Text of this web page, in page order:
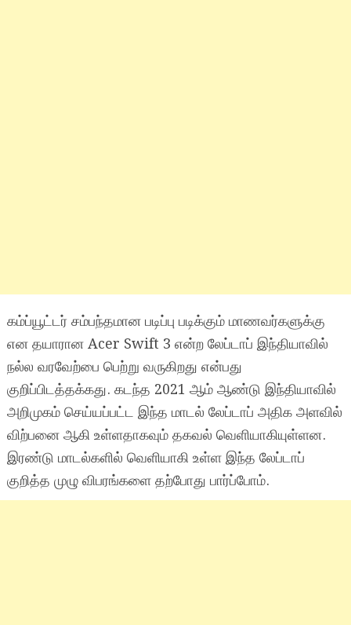
கம்ப்யூட்டர் சம்பந்தமான படிப்பு படிக்கும் மாணவர்களுக்கு
என தயாரான Acer Swift 3 என்ற லேப்டாப் இந்தியாவில்
நல்ல வரவேற்பை பெற்று வருகிறது என்பது
குறிப்பிடத்தக்கது. கடந்த 2021 ஆம் ஆண்டு இந்தியாவில்
அறிமுகம் செய்யப்பட்ட இந்த மாடல் லேப்டாப் அதிக அளவில்
விற்பனை ஆகி உள்ளதாகவும் தகவல் வெளியாகியுள்ளன.
இரண்டு மாடல்களில் வெளியாகி உள்ள இந்த லேப்டாப்
குறித்த முழு விபரங்களை தற்போது பார்ப்போம்.